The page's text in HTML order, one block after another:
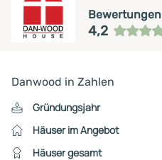
Bewertungen
4,2
Danwood in Zahlen
Gründungsjahr
Häuser im Angebot
Häuser gesamt